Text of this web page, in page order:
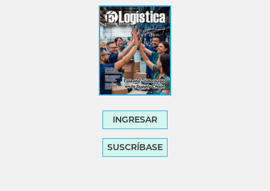
INGRESAR
SUSCRÍBASE